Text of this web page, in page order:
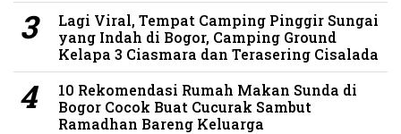
Lagi Viral, Tempat Camping Pinggir Sungai
yang Indah di Bogor, Camping Ground
Kelapa 3 Ciasmara dan Terasering Cisalada
10 Rekomendasi Rumah Makan Sunda di
Bogor Cocok Buat Cucurak Sambut
Ramadhan Bareng Keluarga